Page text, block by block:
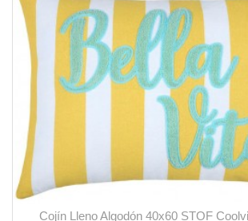
Cojín Lleno Algodón 40x60 STOF